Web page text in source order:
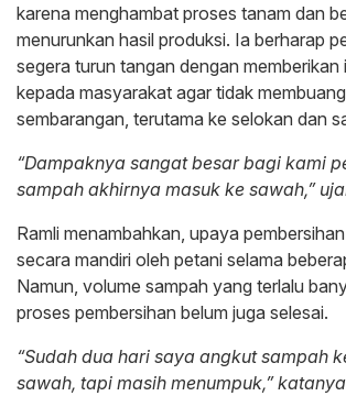
karena menghambat proses tanam dan
menurunkan hasil produksi. Ia berharap
segera turun tangan dengan memberikan
kepada masyarakat agar tidak
sembarangan, terutama ke selokan dan
“Dampaknya sangat besar bagi kami
sampah akhirnya masuk ke sawah,”
Ramli menambahkan, upaya
secara mandiri oleh petani selama
Namun, volume sampah yang terlalu
proses pembersihan belum juga selesai.
“Sudah dua hari saya angkut sampah
sawah, tapi masih menumpuk,”